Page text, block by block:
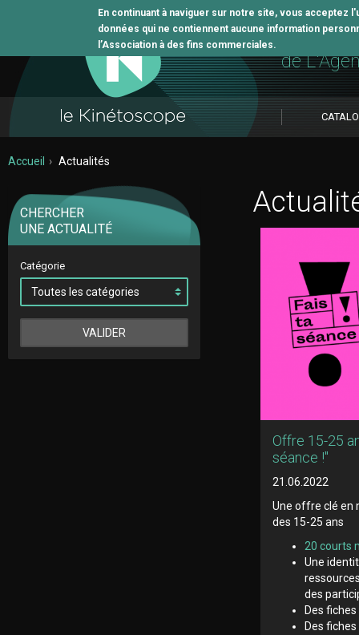
En continuant à naviguer sur notre site, vous
données qui ne contiennent aucune information
l’Association à des fins commerciales. L'outil
de
Accueil Actualités
CHERCHER
UNE ACTUALITÉ
Catégorie
Offre 15-25
séance !"
21.06.2022
Une offre clé en
des 15-25 ans
20 courts
Une
des
Des
Des